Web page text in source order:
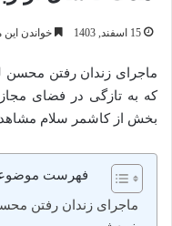
15 اسفند, 1403 خواندن این مطلب 4
که به تازگی در فضای
بخش از کاشمر سلام
فهرست